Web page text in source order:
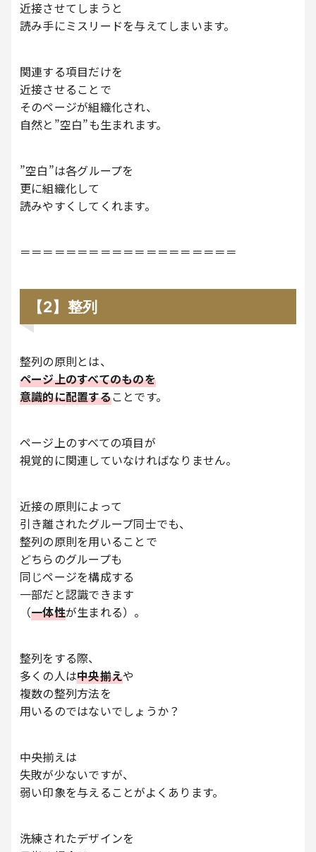
近接させてしまうと
読み手にミスリードを与えてしまいます。
関連する項目だけを
近接させることで
そのページが組織化され、
自然と”空白”も生まれます。
”空白”は各グループを
更に組織化して
読みやすくしてくれます。
＝＝＝＝＝＝＝＝＝＝＝＝＝＝＝＝＝＝＝
【2】整列
整列の原則とは、
ページ上のすべてのものを
意識的に配置することです。
ページ上のすべての項目が
視覚的に関連していなければなりません。
近接の原則によって
引き離されたグループ同士でも、
整列の原則を用いることで
どちらのグループも
同じページを構成する
一部だと認識できます
（一体性が生まれる）。
整列をする際、
多くの人は中央揃えや
複数の整列方法を
用いるのではないでしょうか？
中央揃えは
失敗が少ないですが、
弱い印象を与えることがよくあります。
洗練されたデザインを